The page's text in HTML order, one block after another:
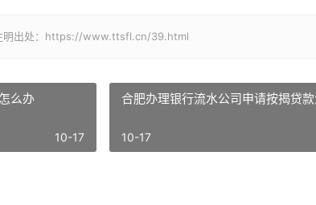
明出处：https://www.ttsfl.cn/39.html
么办
10-17
合肥办理银行流水公司申请按揭贷
10-17